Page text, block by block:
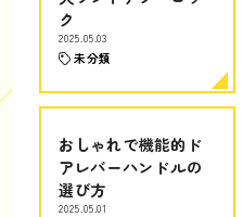
ク
2025.05.03
未分類
おしゃれで機能的ド
アレバーハンドルの
選び方
2025.05.01